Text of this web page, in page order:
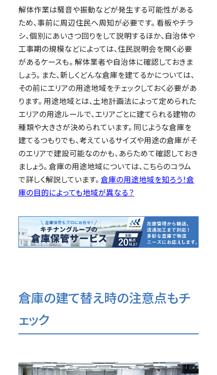
解体作業は騒音や振動などが発生する可能性がある
ため、事前に周辺住民へ周知が必要です。 看板やチラ
シ、個別にあいさつ回りをして説明するほか、自治体や
工事期の規模などによっては、住民説明会を開く必要
があるケースも。 解体業者や自治体に確認しておきま
しょう。 また、新しくどんな倉庫を建てるかについては、
その前にエリアの用途地域をチェックしておく必要があ
ります。 用途地域とは、土地計画法によって定められた
エリアの用途ルールで、エリアごとに建てられる建物の
種類や大きさが決められています。 同じような倉庫を
建てるつもりでも、考えているサイズや用途の倉庫がそ
のエリアで建設可能なのかも、あらためて確認しておき
ましょう。 倉庫の用途地域については、こちらのコラム
で詳しく解説しています。倉庫の用途地域を知ろう！倉
庫の目的によっても地域が異なる？
倉庫の建て替え時の注意点もチ
ェック